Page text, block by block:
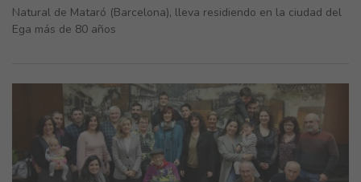
Natural de Mataró (Barcelona), lleva residiendo en la ciudad del
Ega más de 80 años